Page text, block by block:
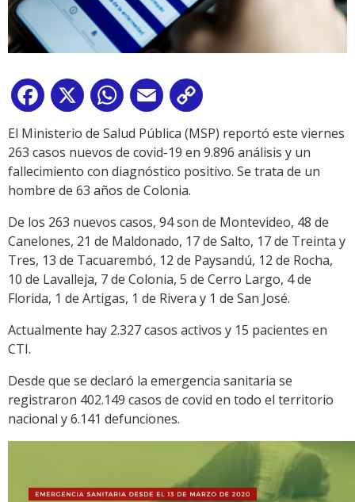
Facebook
X WhatsApp
Email
Link
El Ministerio de Salud Pública (MSP) reportó este viernes
263 casos nuevos de covid-19 en 9.896 análisis y un
fallecimiento con diagnóstico positivo. Se trata de un
hombre de 63 años de Colonia.
De los 263 nuevos casos, 94 son de Montevideo, 48 de
Canelones, 21 de Maldonado, 17 de Salto, 17 de Treinta y
Tres, 13 de Tacuarembó, 12 de Paysandú, 12 de Rocha,
10 de Lavalleja, 7 de Colonia, 5 de Cerro Largo, 4 de
Florida, 1 de Artigas, 1 de Rivera y 1 de San José.
Actualmente hay 2.327 casos activos y 15 pacientes en
CTI.
Desde que se declaró la emergencia sanitaria se
registraron 402.149 casos de covid en todo el territorio
nacional y 6.141 defunciones.